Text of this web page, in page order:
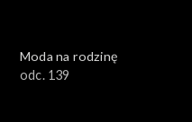
Moda na rodzinę
odc. 139